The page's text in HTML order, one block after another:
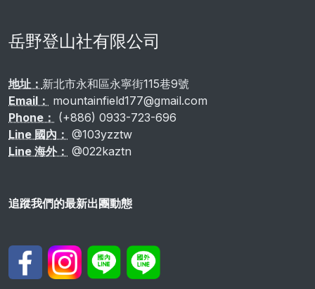
岳野登山社有限公司
地址： 新北市永和區永寧街115巷9號
Email： mountainfield177@gmail.com
Phone： (+886) 0933-723-696
Line 國內： @103yzztw
Line 海外： @022kaztn
追蹤我們的最新出團動態